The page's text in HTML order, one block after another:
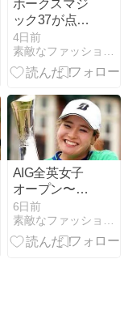
ホークスマジ
ック37が点灯
ーー早すぎる
(@_@) 阪神今
日の負けは痛
遥人は計算し
ていたの
に・・・（＞
＜；）
4日前
AIG全英女子
オープン〜桑
木志帆ちゃん
いきなりメジ
ャー初制
6日前